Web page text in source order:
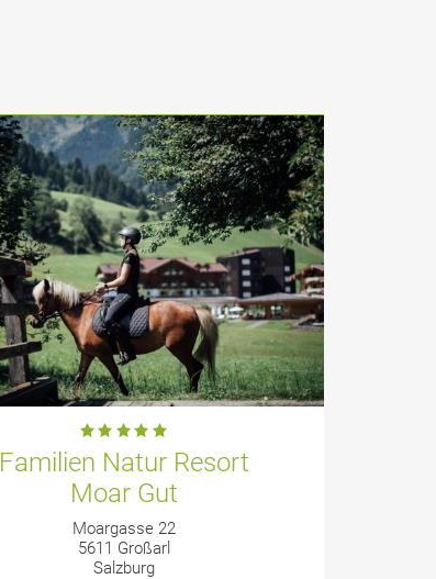
Familien Natur Resort
Moar Gut
Moargasse 22
5611 Großarl
Salzburg